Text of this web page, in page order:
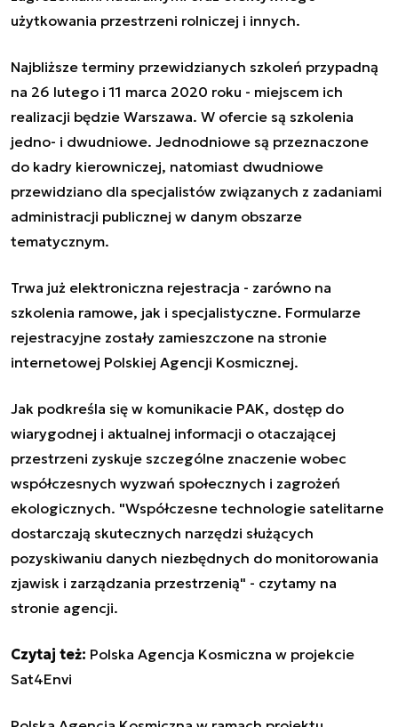
użytkowania przestrzeni rolniczej i innych.
Najbliższe terminy przewidzianych szkoleń przypadną
na 26 lutego i 11 marca 2020 roku - miejscem ich
realizacji będzie Warszawa. W ofercie są szkolenia
jedno- i dwudniowe. Jednodniowe są przeznaczone
do kadry kierowniczej, natomiast dwudniowe
przewidziano dla specjalistów związanych z zadaniami
administracji publicznej w danym obszarze
tematycznym.
Trwa już elektroniczna rejestracja - zarówno na
szkolenia ramowe, jak i specjalistyczne. Formularze
rejestracyjne zostały zamieszczone na stronie
internetowej Polskiej Agencji Kosmicznej.
Jak podkreśla się w komunikacie PAK, dostęp do
wiarygodnej i aktualnej informacji o otaczającej
przestrzeni zyskuje szczególne znaczenie wobec
współczesnych wyzwań społecznych i zagrożeń
ekologicznych. "Współczesne technologie satelitarne
dostarczają skutecznych narzędzi służących
pozyskiwaniu danych niezbędnych do monitorowania
zjawisk i zarządzania przestrzenią" - czytamy na
stronie agencji.
Czytaj też: Polska Agencja Kosmiczna w projekcie
Sat4Envi